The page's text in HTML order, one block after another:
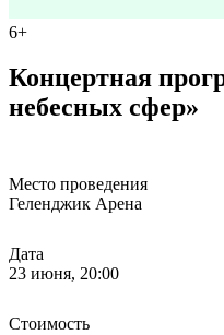
6+
Концертная
небесных сфер»
Место проведения
Геленджик Арена
Дата
23 июня, 20:00
Стоимость